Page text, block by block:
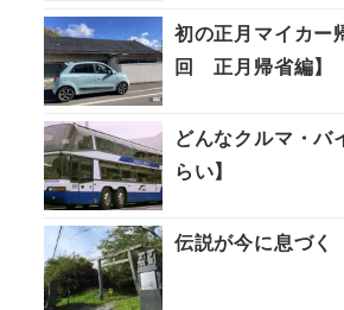
初の正月マイカー
回 正月帰省編】
どんなクルマ・
らい】
伝説が今に息づく